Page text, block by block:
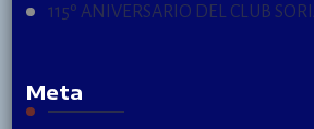
115º ANIVERSARIO DEL CLUB
Meta